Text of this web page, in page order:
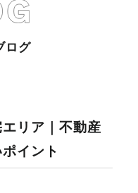
ログ
リア｜不動産
イント